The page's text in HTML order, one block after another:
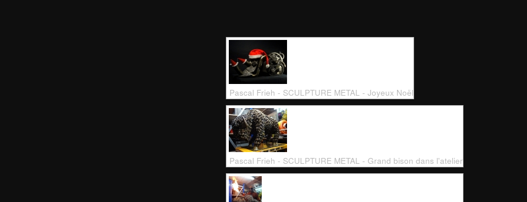
Pascal Frieh - SCULPTURE METAL - Joyeux Noël
Pascal Frieh - SCULPTURE METAL - Grand bison dans l'atelier